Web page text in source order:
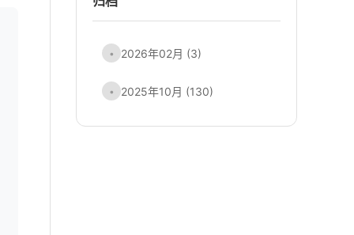
• 2026年02月 (3)
• 2025年10月 (130)